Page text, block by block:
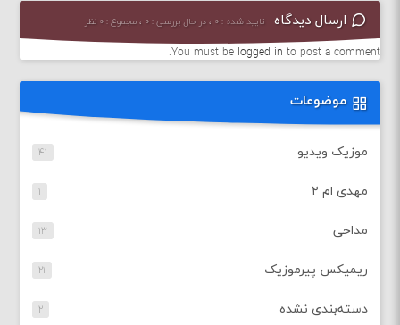
ارسال دیدگاه تایید شده : ۰ ، در حال بررسی : ۰ ، مجموع : ۰ نظر
You must be logged in to post a comment.
موضوعات
موزیک ویدیو ۴۱
مهدی ام ۲ ۱
مداحی ۱۳
ریمیکس پیرموزیک ۲۱
دسته‌بندی نشده ۲